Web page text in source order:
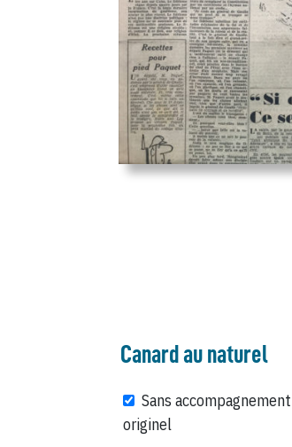
Canard au naturel
Sans
originel